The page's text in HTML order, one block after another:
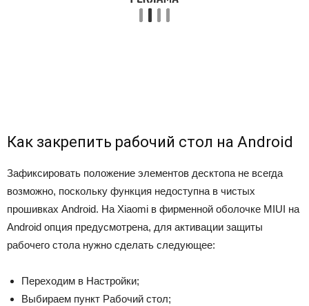
Как закрепить рабочий стол на Android
Зафиксировать положение элементов десктопа не всегда
возможно, поскольку функция недоступна в чистых
прошивках Android. На Xiaomi в фирменной оболочке MIUI на
Android опция предусмотрена, для активации защиты
рабочего стола нужно сделать следующее:
Переходим в Настройки;
Выбираем пункт Рабочий стол;